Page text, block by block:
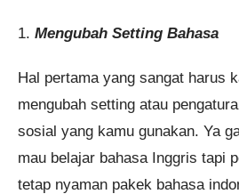
1. Mengubah Setting Bahasa
Hal pertama yang sangat harus
mengubah setting atau
sosial yang kamu gunakan. Ya
mau belajar bahasa Inggris tapi
tetap nyaman pakek bahasa